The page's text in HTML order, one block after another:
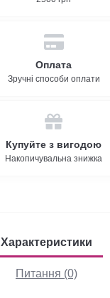
Оплата
Зручні способи оплати
Купуйте з вигодою
Накопичувальна знижка
Характеристики
Питання (0)